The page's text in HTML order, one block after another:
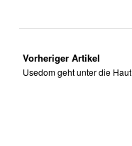
Vorheriger Artikel
Usedom geht unter die Haut